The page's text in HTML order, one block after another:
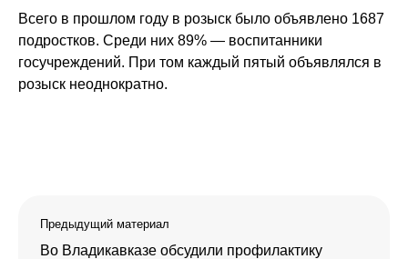
Всего в прошлом году в розыск было объявлено 1687
подростков. Среди них 89% — воспитанники
госучреждений. При том каждый пятый объявлялся в
розыск неоднократно.
Предыдущий материал
Во Владикавказе обсудили профилактику